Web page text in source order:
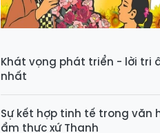
Khát vọng phát triển - lời tri
nhất
Sự kết hợp tinh tế trong văn
ẩm thực xứ Thanh